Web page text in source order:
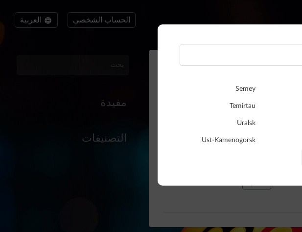
الحساب الشخصي العربية
مفيدة
التصنيفات
Semey
Temirtau
Uralsk
Ust-Kamenogorsk